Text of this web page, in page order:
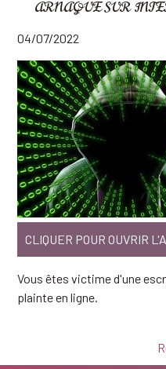
ARNAQUE SUR
04/07/2022
CLIQUER POUR OUVRIR
Vous êtes victime d'une
plainte en ligne.